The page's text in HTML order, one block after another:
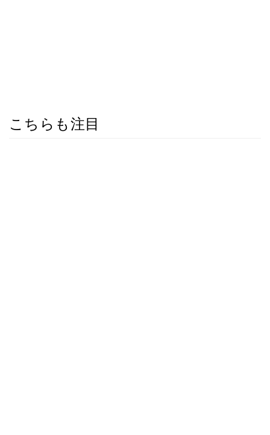
こちらも注目